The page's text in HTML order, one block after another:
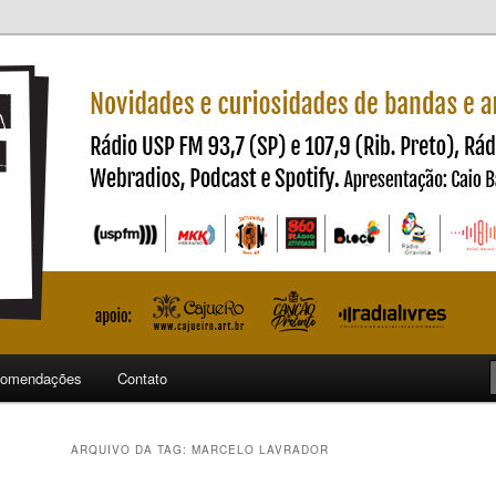
Contato
ARQUIVO DA TAG: MARCELO LAVRADOR